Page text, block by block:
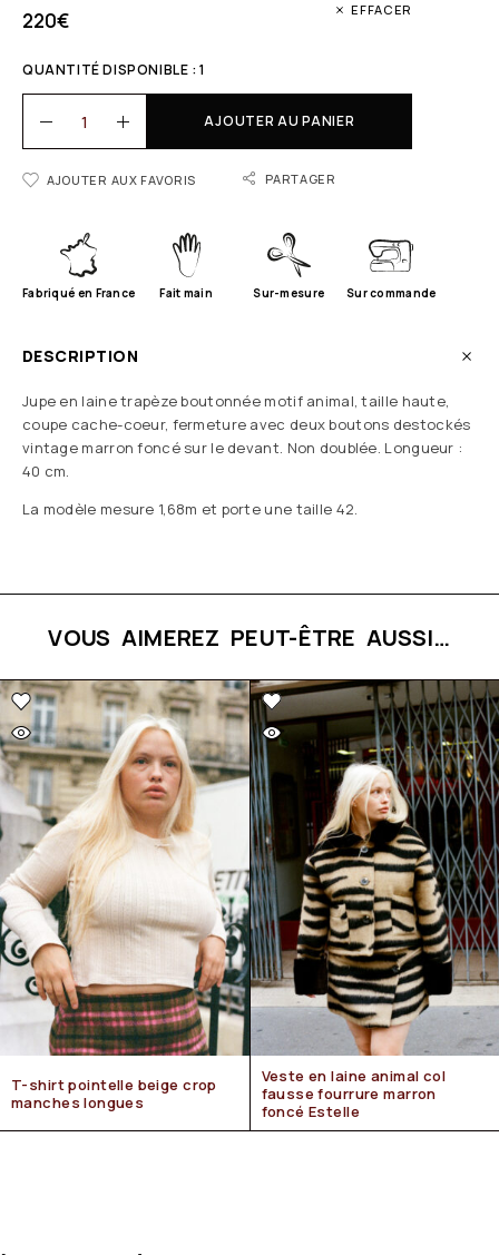
EFFACER
220€
QUANTITÉ DISPONIBLE : 1
AJOUTER AU PANIER
AJOUTER AUX FAVORIS PARTAGER
Fabriqué en France Fait main Sur-mesure Sur commande
DESCRIPTION
Jupe en laine trapèze boutonnée motif animal, taille haute,
coupe cache-coeur, fermeture avec deux boutons destockés
vintage marron foncé sur le devant. Non doublée. Longueur :
40 cm.
La modèle mesure 1,68m et porte une taille 42.
VOUS AIMEREZ PEUT-ÊTRE AUSSI…
T-shirt pointelle beige crop
manches longues
Veste en laine animal col
fausse fourrure marron
foncé Estelle